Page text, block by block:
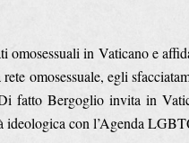
omosessuali in Vaticano e
rete omosessuale, egli
fatto Bergoglio invita in
ideologica con l’Agenda